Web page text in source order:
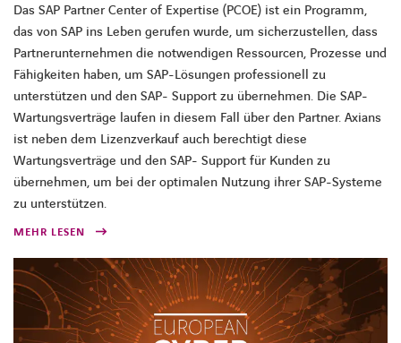
Das SAP Partner Center of Expertise (PCOE) ist ein Programm,
das von SAP ins Leben gerufen wurde, um sicherzustellen, dass
Partnerunternehmen die notwendigen Ressourcen, Prozesse und
Fähigkeiten haben, um SAP-Lösungen professionell zu
unterstützen und den SAP- Support zu übernehmen. Die SAP-
Wartungsverträge laufen in diesem Fall über den Partner. Axians
ist neben dem Lizenzverkauf auch berechtigt diese
Wartungsverträge und den SAP- Support für Kunden zu
übernehmen, um bei der optimalen Nutzung ihrer SAP-Systeme
zu unterstützen.
MEHR LESEN